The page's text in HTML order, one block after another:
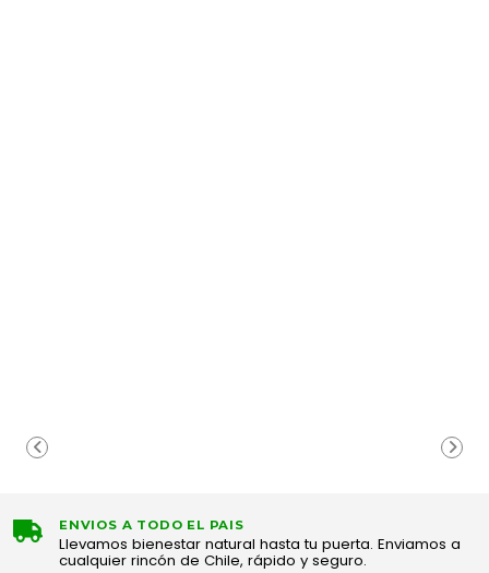
ENVIOS A TODO EL PAIS
Llevamos bienestar natural hasta tu puerta. Enviamos a
cualquier rincón de Chile, rápido y seguro.